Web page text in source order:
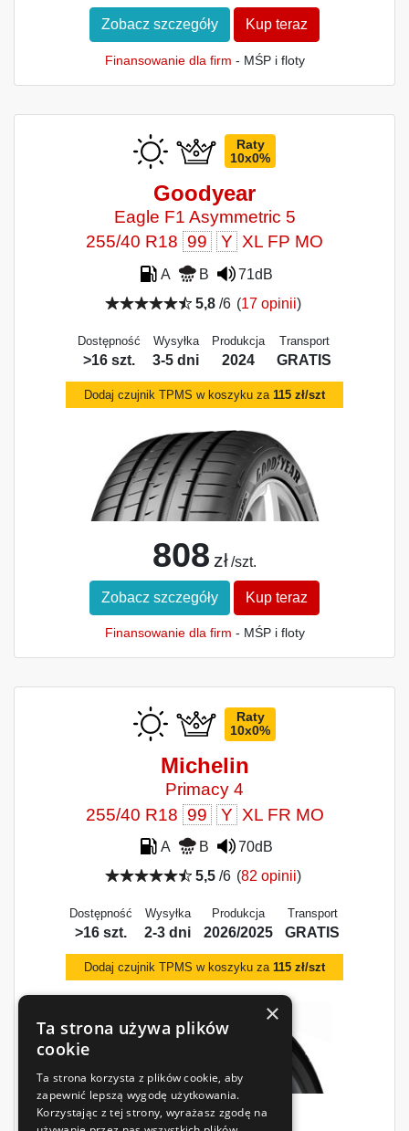
Zobacz szczegóły Kup teraz
Finansowanie dla firm - MŚP i floty
Raty
10x0%
Goodyear
Eagle F1 Asymmetric 5
255/40 R18 99 Y XL FP MO
A B
71dB
5,8/6 (17 opinii)
Dostępność
>16 szt.
Wysyłka
3-5 dni
Produkcja
2024
Transport
GRATIS
Dodaj czujnik TPMS w koszyku za 115 zł/szt
808 zł /szt.
Zobacz szczegóły Kup teraz
Finansowanie dla firm - MŚP i floty
Raty
10x0%
Michelin
Primacy 4
255/40 R18 99 Y XL FR MO
A B
70dB
5,5/6 (82 opinii)
Dostępność
>16 szt.
Wysyłka
2-3 dni
Produkcja
2026/2025
Transport
GRATIS
Dodaj czujnik TPMS w koszyku za 115 zł/szt
×
Ta strona używa plików
cookie
Ta strona korzysta z plików cookie, aby
zapewnić lepszą wygodę użytkowania.
Korzystając z tej strony, wyrażasz zgodę na